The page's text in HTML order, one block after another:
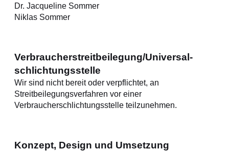
Dr. Jacqueline Sommer
Niklas Sommer
Verbraucher­streit­beilegung/Universal­
schlichtungs­stelle
Wir sind nicht bereit oder verpflichtet, an
Streitbeilegungsverfahren vor einer
Verbraucherschlichtungsstelle teilzunehmen.
Konzept, Design und Umsetzung